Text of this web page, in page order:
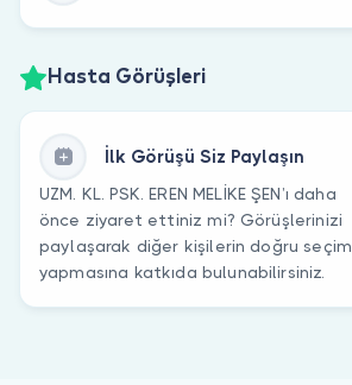
Hasta Görüşleri
İlk Görüşü Siz Paylaşın
UZM. KL. PSK. EREN MELİKE ŞEN’ı daha
önce ziyaret ettiniz mi? Görüşlerinizi
paylaşarak diğer kişilerin doğru seçim
yapmasına katkıda bulunabilirsiniz.